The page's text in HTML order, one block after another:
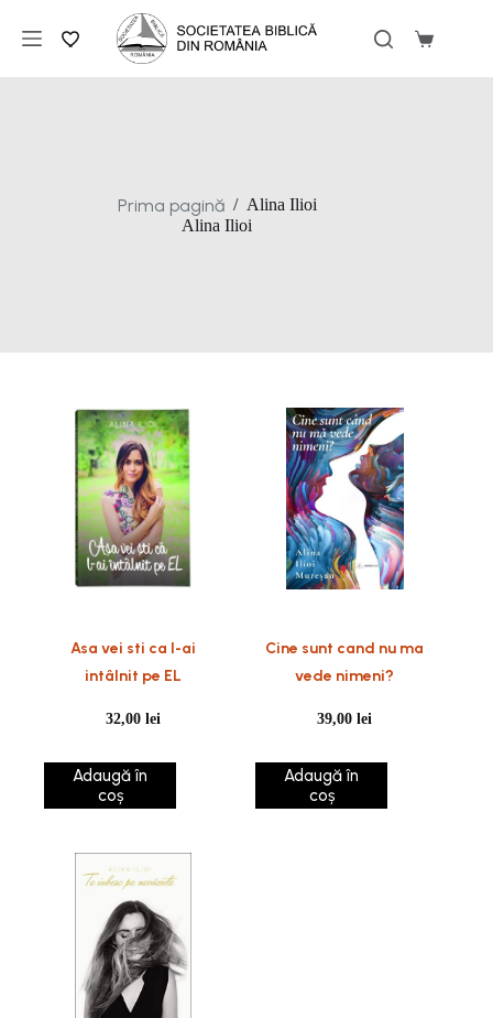
conținut
Coș
Prima pagină / Alina Ilioi
Alina Ilioi
Asa vei sti ca l-ai
intâlnit pe EL
32,00lei
Adaugă în
coș
Cine sunt cand nu ma
vede nimeni?
39,00lei
Adaugă în
coș